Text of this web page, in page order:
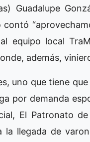
Guadalupe
equipo local
además,
uno que tiene
por demanda
El Patronato
la llegada de